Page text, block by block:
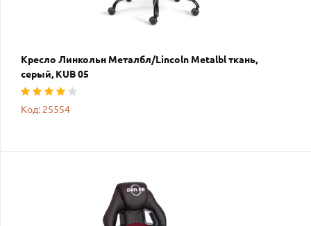
Кресло Линкольн Металбл/Lincoln Metalbl ткань,
серый, KUB 05
Код: 25554